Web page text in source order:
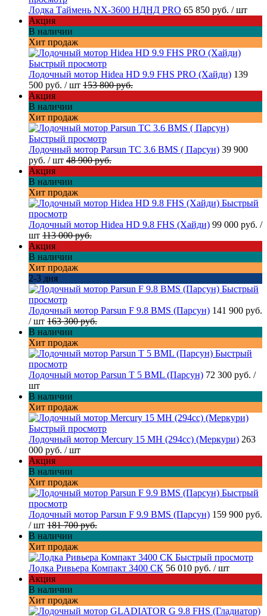
Лодка Таймень NX-3600 НДНД PRO 65 850 руб. / шт
Акция
В наличии
Хит продаж
Быстрый просмотр
Лодочный мотор Hidea HD 9.9 FHS PRO (Хайди) 139
500 руб. / шт 153 800 руб.
Акция
В наличии
Хит продаж
Быстрый просмотр
Лодочный мотор Parsun TC 3.6 BMS ( Парсун) 39 900
руб. / шт 48 900 руб.
Акция
В наличии
Хит продаж
Быстрый
просмотр
Лодочный мотор Hidea HD 9.8 FHS (Хайди) 99 000 руб. /
шт 113 000 руб.
Акция
В наличии
Хит продаж
2-3 дня
Быстрый
просмотр
Лодочный мотор Parsun F 9.8 BMS (Парсун) 141 900 руб.
/ шт 163 300 руб.
В наличии
Хит продаж
Быстрый
просмотр
Лодочный мотор Parsun T 5 BML (Парсун) 72 300 руб. /
шт
В наличии
Хит продаж
Быстрый просмотр
Лодочный мотор Mercury 15 MH (294cc) (Меркури) 263
000 руб. / шт
Акция
В наличии
Хит продаж
Быстрый
просмотр
Лодочный мотор Parsun F 9.9 BMS (Парсун) 159 900 руб.
/ шт 181 700 руб.
В наличии
Хит продаж
Быстрый просмотр
Лодка Ривьера Компакт 3400 СК 56 010 руб. / шт
Акция
В наличии
Хит продаж